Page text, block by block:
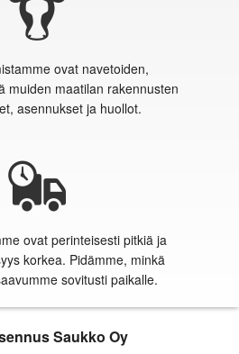
ovat navetoiden,
muiden maatilan rakennusten
asennukset ja huollot.
ovat perinteisesti pitkiä ja
korkea. Pidämme, minkä
sovitusti paikalle.
Saukko Oy